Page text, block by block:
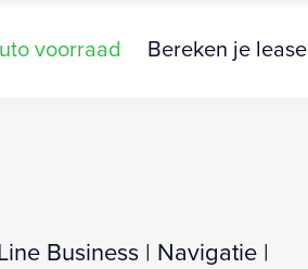
voorraad Bereken je lease
Business | Navigatie |